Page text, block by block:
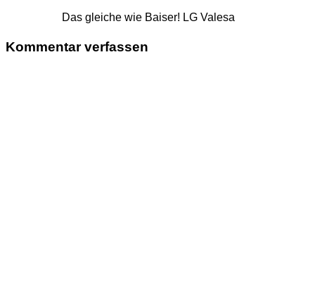
Das gleiche wie Baiser! LG Valesa
Kommentar verfassen